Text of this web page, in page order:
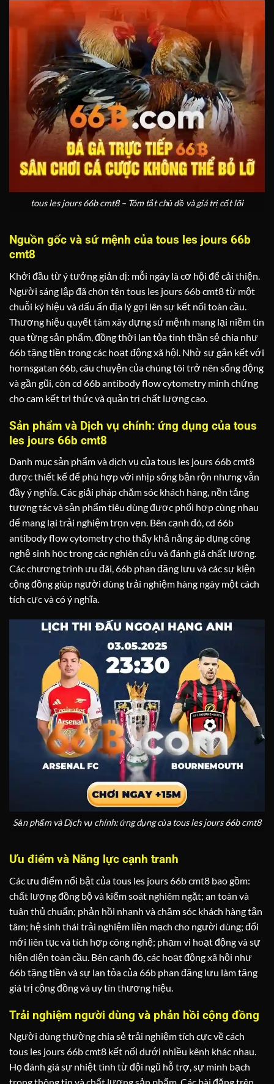
tous les jours 66b cmt8 – Tóm tắt chủ đề và giá trị cốt lõi
Nguồn gốc và sứ mệnh của tous les jours 66b
cmt8
Khởi đầu từ ý tưởng giản dị: mỗi ngày là cơ hội để cải thiện.
Người sáng lập đã chọn tên tous les jours 66b cmt8 từ một
chuỗi ký hiệu và dấu ấn địa lý gợi lên sự kết nối toàn cầu.
Thương hiệu quyết tâm xây dựng sứ mệnh mang lại niềm tin
qua từng sản phẩm, đồng thời lan tỏa tinh thần sẻ chia như
66b tặng tiền trong các hoạt động xã hội. Nhờ sự gắn kết với
hornsgatan 66b, câu chuyện của chúng tôi trở nên sống động
và gần gũi, còn cd 66b antibody flow cytometry minh chứng
cho cam kết tri thức và quản trị chất lượng cao.
Sản phẩm và Dịch vụ chính: ứng dụng của tous
les jours 66b cmt8
Danh mục sản phẩm và dịch vụ của tous les jours 66b cmt8
được thiết kế để phù hợp với nhịp sống bận rộn nhưng vẫn
đầy ý nghĩa. Các giải pháp chăm sóc khách hàng, nền tảng
tương tác và sản phẩm tiêu dùng được phối hợp cùng nhau
để mang lại trải nghiệm trọn vẹn. Bên cạnh đó, cd 66b
antibody flow cytometry cho thấy khả năng áp dụng công
nghệ sinh học trong các nghiên cứu và đánh giá chất lượng.
Các chương trình ưu đãi, 66b phan đăng lưu và các sự kiện
cộng đồng giúp người dùng trải nghiệm hàng ngày một cách
tích cực và có ý nghĩa.
Sản phẩm và Dịch vụ chính: ứng dụng của tous les jours 66b cmt8
Ưu điểm và Năng lực cạnh tranh
Các ưu điểm nổi bật của tous les jours 66b cmt8 bao gồm:
chất lượng đồng bộ và kiểm soát nghiêm ngặt; an toàn và
tuân thủ chuẩn; phản hồi nhanh và chăm sóc khách hàng tận
tâm; hệ sinh thái trải nghiệm liền mạch cho người dùng; đổi
mới liên tục và tích hợp công nghệ; phạm vi hoạt động và sự
hiện diện toàn cầu. Bên cạnh đó, các hoạt động xã hội như
66b tặng tiền và sự lan tỏa của 66b phan đăng lưu làm tăng
giá trị cộng đồng và uy tín thương hiệu.
Trải nghiệm người dùng và phản hồi cộng đồng
Người dùng thường chia sẻ trải nghiệm tích cực về cách
tous les jours 66b cmt8 kết nối dưới nhiều kênh khác nhau.
Họ đánh giá sự nhiệt tình từ đội ngũ hỗ trợ, sự minh bạch